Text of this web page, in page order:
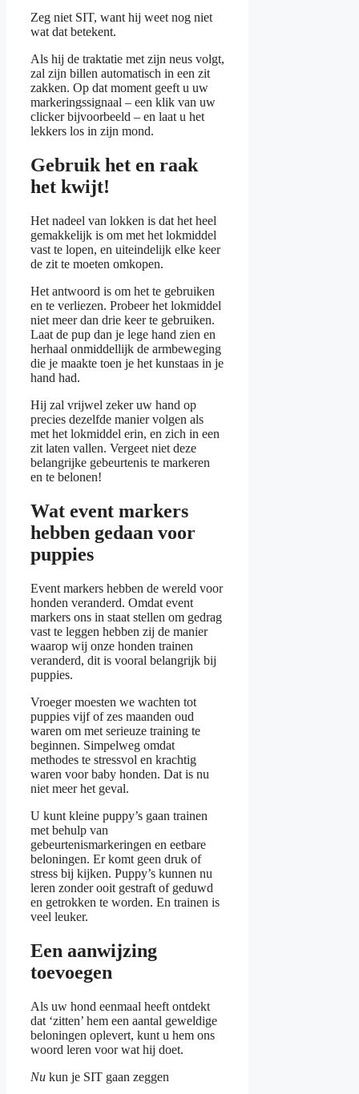
Zeg niet SIT, want hij weet nog niet
wat dat betekent.
Als hij de traktatie met zijn neus volgt,
zal zijn billen automatisch in een zit
zakken. Op dat moment geeft u uw
markeringssignaal – een klik van uw
clicker bijvoorbeeld – en laat u het
lekkers los in zijn mond.
Gebruik het en raak
het kwijt!
Het nadeel van lokken is dat het heel
gemakkelijk is om met het lokmiddel
vast te lopen, en uiteindelijk elke keer
de zit te moeten omkopen.
Het antwoord is om het te gebruiken
en te verliezen. Probeer het lokmiddel
niet meer dan drie keer te gebruiken.
Laat de pup dan je lege hand zien en
herhaal onmiddellijk de armbeweging
die je maakte toen je het kunstaas in je
hand had.
Hij zal vrijwel zeker uw hand op
precies dezelfde manier volgen als
met het lokmiddel erin, en zich in een
zit laten vallen. Vergeet niet deze
belangrijke gebeurtenis te markeren
en te belonen!
Wat event markers
hebben gedaan voor
puppies
Event markers hebben de wereld voor
honden veranderd. Omdat event
markers ons in staat stellen om gedrag
vast te leggen hebben zij de manier
waarop wij onze honden trainen
veranderd, dit is vooral belangrijk bij
puppies.
Vroeger moesten we wachten tot
puppies vijf of zes maanden oud
waren om met serieuze training te
beginnen. Simpelweg omdat
methodes te stressvol en krachtig
waren voor baby honden. Dat is nu
niet meer het geval.
U kunt kleine puppy’s gaan trainen
met behulp van
gebeurtenismarkeringen en eetbare
beloningen. Er komt geen druk of
stress bij kijken. Puppy’s kunnen nu
leren zonder ooit gestraft of geduwd
en getrokken te worden. En trainen is
veel leuker.
Een aanwijzing
toevoegen
Als uw hond eenmaal heeft ontdekt
dat ‘zitten’ hem een aantal geweldige
beloningen oplevert, kunt u hem ons
woord leren voor wat hij doet.
Nu kun je SIT gaan zeggen